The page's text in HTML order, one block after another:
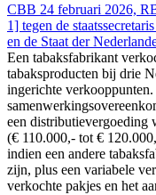
CBB 24 februari 2026,
1] tegen de
en de Staat der
Een tabaksfabrikant
tabaksproducten bij drie
ingerichte
een distributievergoeding
(€ 110.000,- tot €
indien een andere
zijn, plus een variabele
verkochte pakjes en het